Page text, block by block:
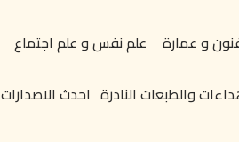
و عمارة علم نفس و علم اجتماع
والطبعات النادرة احدث الاصدارات